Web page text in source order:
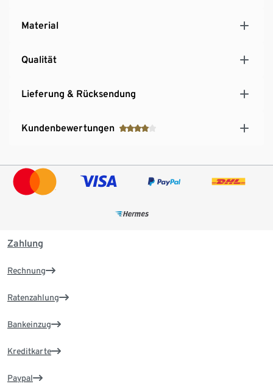
Material
Qualität
Lieferung & Rücksendung
Kundenbewertungen
Zahlung
Rechnung
Ratenzahlung
Bankeinzug
Kreditkarte
Paypal